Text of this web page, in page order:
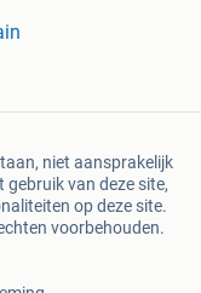
niet aansprakelijk
van deze site,
op deze site.
voorbehouden.